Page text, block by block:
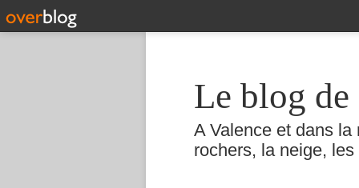
Le blog
A Valence et dans
rochers, la neige,